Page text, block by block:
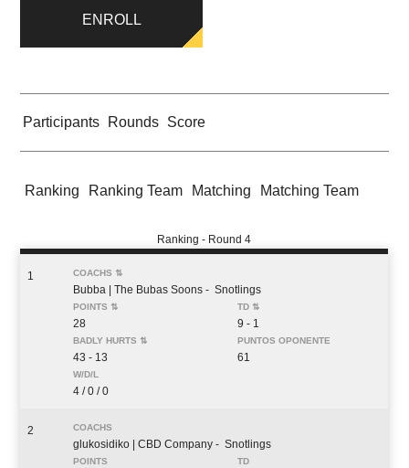
ENROLL
Participants Rounds Score
Ranking Ranking Team Matching Matching Team
Ranking - Round 4
1
Bubba | The Bubas Soons - Snotlings
28 9 - 1
43 - 13 61
4 / 0 / 0
2
glukosidiko | CBD Company - Snotlings